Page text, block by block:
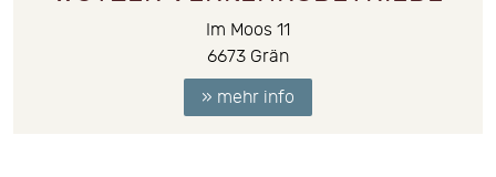
Im Moos 11
6673 Grän
» mehr info